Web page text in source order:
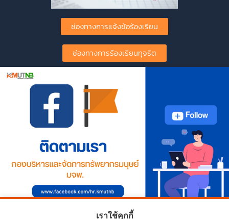
เราใช้คุกกี้
ช่องทางการแจ้งข้อร้องเรียน
ช่องทางการร้องเรียนทุจริต